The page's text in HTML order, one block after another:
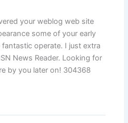
your weblog web site
some of your early
operate. I just extra
News Reader. Looking for
by you later on! 304368